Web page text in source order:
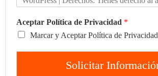
Aceptar Política de Privacidad *
Marcar y Aceptar Política de Privacidad
Solicitar